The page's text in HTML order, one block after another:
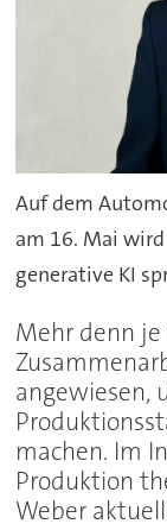
Auf dem
am 16. Mai
generative KI
Mehr denn je
angewiesen,
machen. Im
Produktion
Weber